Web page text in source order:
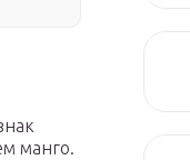
манго.